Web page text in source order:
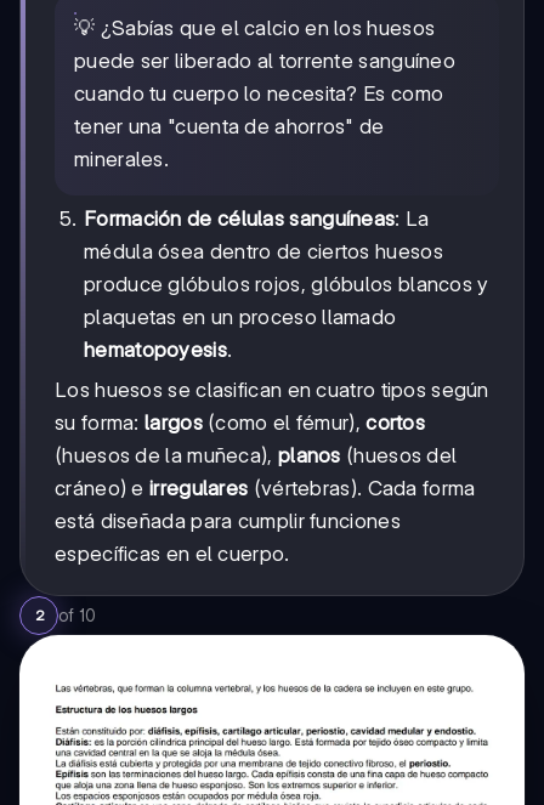
💡 ¿Sabías que el calcio en los huesos
puede ser liberado al torrente sanguíneo
cuando tu cuerpo lo necesita? Es como
tener una "cuenta de ahorros" de
minerales.
Formación de células sanguíneas: La
médula ósea dentro de ciertos huesos
produce glóbulos rojos, glóbulos blancos y
plaquetas en un proceso llamado
hematopoyesis.
Los huesos se clasifican en cuatro tipos según
su forma:largos(como el fémur),cortos
(huesos de la muñeca), planos (huesos del
cráneo) e irregulares (vértebras). Cada forma
está diseñada para cumplir funciones
específicas en el cuerpo.
2 of 10